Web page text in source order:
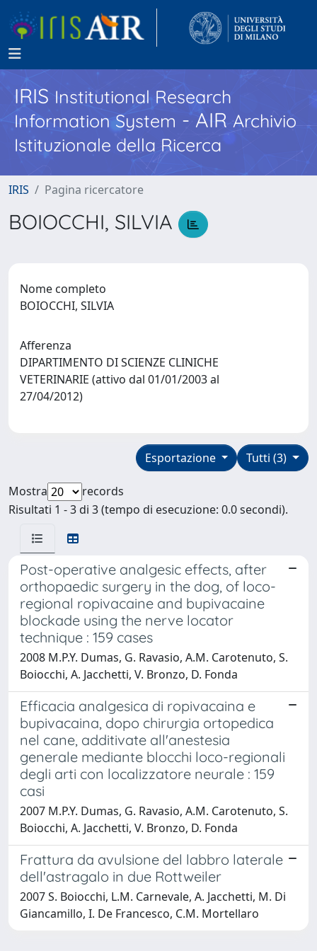
IRISInstitutional Research
Information System - AIR Archivio
Istituzionale della Ricerca
IRIS Pagina ricercatore
BOIOCCHI, SILVIA
Nome completo
BOIOCCHI, SILVIA
Afferenza
DIPARTIMENTO DI SCIENZE CLINICHE
VETERINARIE (attivo dal 01/01/2003 al
27/04/2012)
Tutti (3)
Esportazione
Mostra
records
Risultati 1 - 3 di 3 (tempo di esecuzione: 0.0 secondi).
Post-operative analgesic effects, after
orthopaedic surgery in the dog, of loco-
regional ropivacaine and bupivacaine
blockade using the nerve locator
technique : 159 cases
2008 M.P.Y. Dumas, G. Ravasio, A.M. Carotenuto, S.
Boiocchi, A. Jacchetti, V. Bronzo, D. Fonda
Efficacia analgesica di ropivacaina e
bupivacaina, dopo chirurgia ortopedica
nel cane, additivate all'anestesia
generale mediante blocchi loco-regionali
degli arti con localizzatore neurale : 159
casi
2007 M.P.Y. Dumas, G. Ravasio, A.M. Carotenuto, S.
Boiocchi, A. Jacchetti, V. Bronzo, D. Fonda
Frattura da avulsione del labbro laterale
dell'astragalo in due Rottweiler
2007 S. Boiocchi, L.M. Carnevale, A. Jacchetti, M. Di
Giancamillo, I. De Francesco, C.M. Mortellaro